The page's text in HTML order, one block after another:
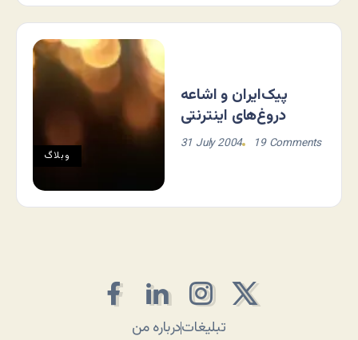
وبلاگ
پیک‌ایران و اشاعه
دروغ‌های اینترنتی
31 July 2004 19 Comments
درباره منتبلیغات